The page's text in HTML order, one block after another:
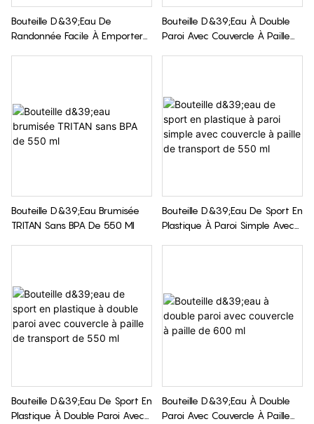
Bouteille D&39;eau De
Randonnée Facile À Emporter
Bouteille D&39;eau À Double
Paroi Avec Couvercle À Paille
Bouteille D&39;eau Brumisée
TRITAN Sans BPA De 550 Ml
Bouteille D&39;eau De Sport En
Plastique À Paroi Simple Avec
Bouteille D&39;eau De Sport En
Plastique À Double Paroi Avec
Bouteille D&39;eau À Double
Paroi Avec Couvercle À Paille